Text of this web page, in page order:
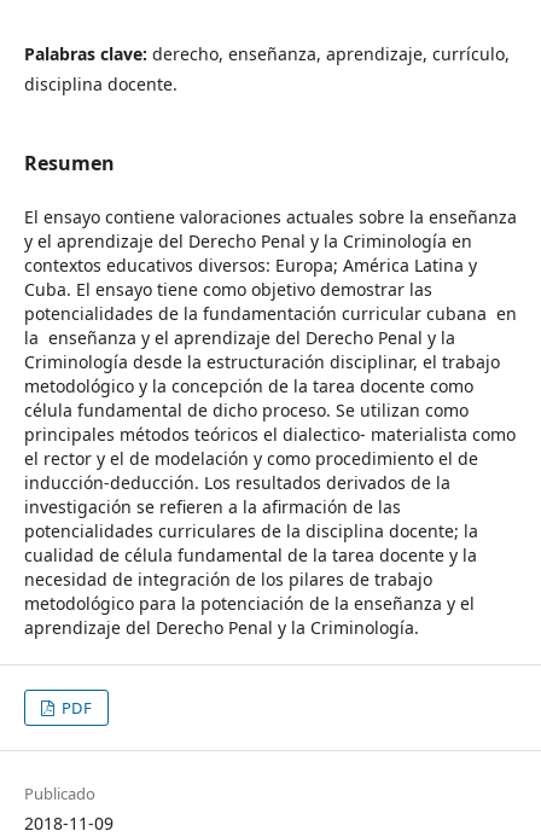
Palabras clave: derecho, enseñanza, aprendizaje, currículo,
disciplina docente.
Resumen
El ensayo contiene valoraciones actuales sobre la enseñanza
y el aprendizaje del Derecho Penal y la Criminología en
contextos educativos diversos: Europa; América Latina y
Cuba. El ensayo tiene como objetivo demostrar las
potencialidades de la fundamentación curricular cubana en
la enseñanza y el aprendizaje del Derecho Penal y la
Criminología desde la estructuración disciplinar, el trabajo
metodológico y la concepción de la tarea docente como
célula fundamental de dicho proceso. Se utilizan como
principales métodos teóricos el dialectico- materialista como
el rector y el de modelación y como procedimiento el de
inducción-deducción. Los resultados derivados de la
investigación se refieren a la afirmación de las
potencialidades curriculares de la disciplina docente; la
cualidad de célula fundamental de la tarea docente y la
necesidad de integración de los pilares de trabajo
metodológico para la potenciación de la enseñanza y el
aprendizaje del Derecho Penal y la Criminología.
PDF
Publicado
2018-11-09